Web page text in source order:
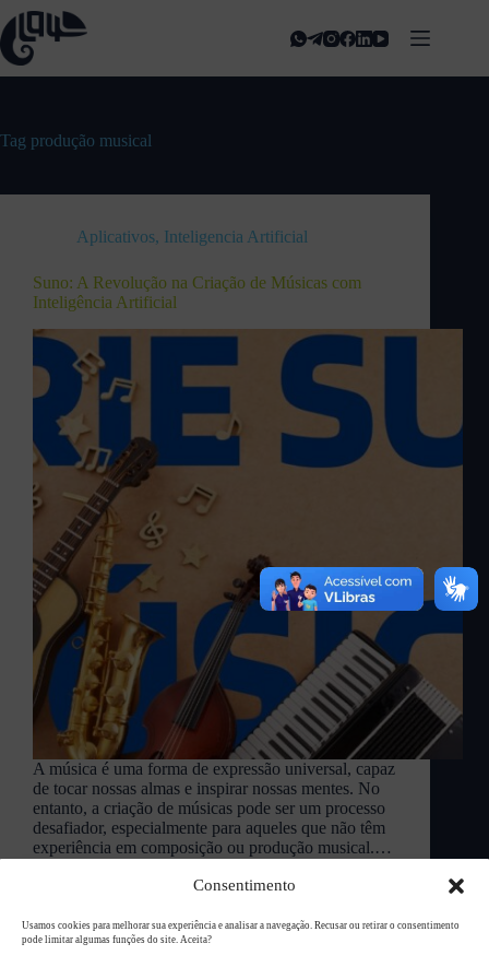
Consentimento
Usamos cookies para melhorar sua experiência e analisar a navegação. Recusar ou retirar o consentimento
pode limitar algumas funções do site. Aceita?
Tag produção musical
Aplicativos, Inteligencia Artificial
Suno: A Revolução na Criação de Músicas com
Inteligência Artificial
A música é uma forma de expressão universal, capaz
de tocar nossas almas e inspirar nossas mentes. No
entanto, a criação de músicas pode ser um processo
desafiador, especialmente para aqueles que não têm
experiência em composição ou produção musical.…